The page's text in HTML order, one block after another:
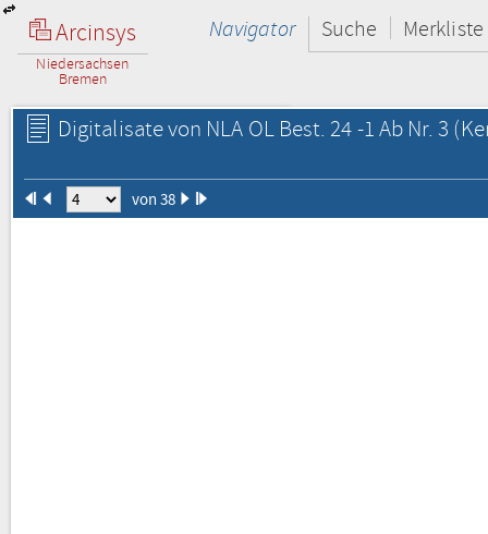
Arcinsys
Niedersachsen
Bremen
Navigator Suche Merkliste
Digitalisate von NLA OL Best. 24 -1 Ab Nr. 3
von 38